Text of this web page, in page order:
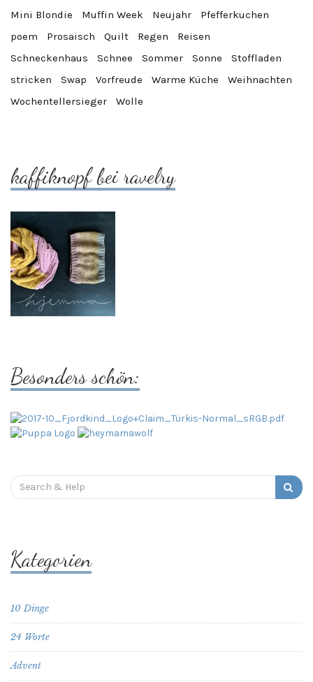
Mini Blondie
Muffin Week Neujahr
Pfefferkuchen
poem
Prosaisch Quilt Regen
Reisen
Schneckenhaus
Schnee Sommer Sonne
Stoffladen
stricken
Swap Vorfreude Warme Küche
Weihnachten
Wochentellersieger
Wolle
kaffiknopf bei ravelry
Besonders schön:
Search
for:
Kategorien
10 Dinge
24 Worte
Advent